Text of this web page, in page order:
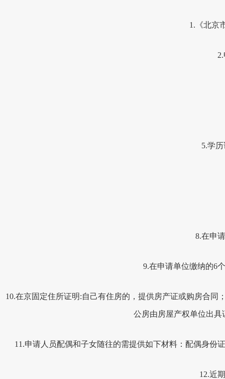
1. 《北
2.
5.学
8.在申
9.在申请单位缴纳的6
10.在京固定住所证明:自己有住房的，提供房产证或购房合同
公房由房屋产权单位出具
11.申请人员配偶和子女随往的需提供如下材料：配偶身份
12.近